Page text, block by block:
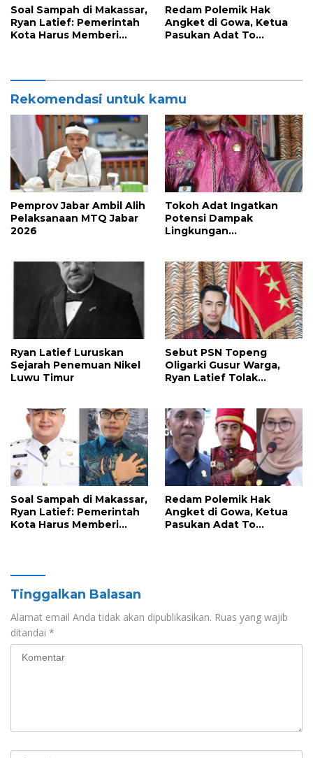
Soal Sampah di Makassar,
Ryan Latief: Pemerintah
Kota Harus Memberi
Redam Polemik Hak
Angket di Gowa, Ketua
Pasukan Adat To
Rekomendasi untuk kamu
Pemprov Jabar Ambil Alih
Pelaksanaan MTQ Jabar
2026
Tokoh Adat Ingatkan
Potensi Dampak
Lingkungan
Luwu Timur
Ryan Latief Luruskan
Sejarah Penemuan Nikel
Luwu Timur
Sebut PSN Topeng
Oligarki Gusur Warga,
Ryan Latief Tolak
Soal Sampah di Makassar,
Ryan Latief: Pemerintah
Kota Harus Memberi
Redam Polemik Hak
Angket di Gowa, Ketua
Pasukan Adat To
Tinggalkan Balasan
Alamat email Anda tidak akan dipublikasikan. Ruas yang wajib
ditandai *